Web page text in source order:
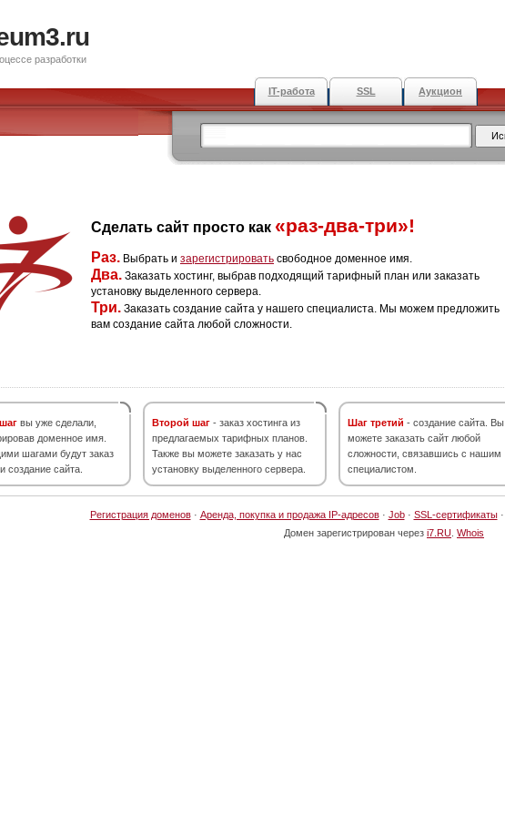
разработки
IT-работа SSL Аукцион
Сделать сайт просто как «раз-два-три»!
Раз. Выбрать и зарегистрировать свободное доменное имя.
Два. Заказать хостинг, выбрав подходящий тарифный план или заказать
установку выделенного сервера.
Три. Заказать создание сайта у нашего специалиста. Мы можем предложить
вам создание сайта любой сложности.
вы уже сделали,
доменное имя.
шагами будут заказ
создание сайта.
Второй шаг - заказ хостинга из
предлагаемых тарифных планов.
Также вы можете заказать у нас
установку выделенного сервера.
Шаг третий - создание сайта. Вы
можете заказать сайт любой
сложности, связавшись с нашим
специалистом.
Регистрация доменов· Аренда, покупка и продажа IP-адресов· Job· SSL-сертификаты·
Домен зарегистрирован через i7.RU Whois